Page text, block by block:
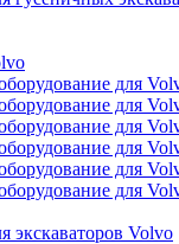
для
для
для
для
для
для
экскаваторов Volvo